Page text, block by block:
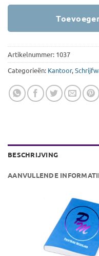
Artikelnummer: 1037
Categorieën: Kantoor,
BESCHRIJVING
AANVULLENDE